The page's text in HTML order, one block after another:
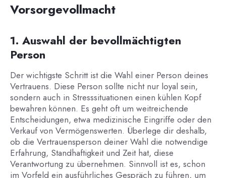
Vorsorgevollmacht
1. Auswahl der bevollmächtigten
Person
Der wichtigste Schritt ist die Wahl einer Person deines
Vertrauens. Diese Person sollte nicht nur loyal sein,
sondern auch in Stresssituationen einen kühlen Kopf
bewahren können. Es geht oft um weitreichende
Entscheidungen, etwa medizinische Eingriffe oder den
Verkauf von Vermögenswerten. Überlege dir deshalb,
ob die Vertrauensperson deiner Wahl die notwendige
Erfahrung, Standhaftigkeit und Zeit hat, diese
Verantwortung zu übernehmen. Sinnvoll ist es, schon
im Vorfeld ein ausführliches Gespräch zu führen, um